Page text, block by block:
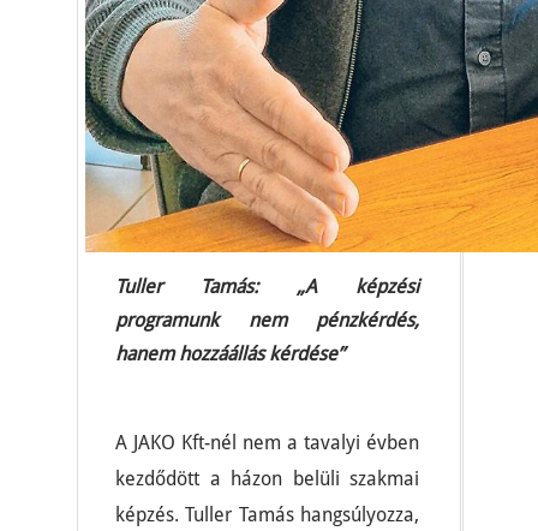
Tuller Tamás: „A képzési
programunk nem pénzkérdés,
hanem hozzáállás kérdése”
A JAKO Kft-nél nem a tavalyi évben
kezdődött a házon belüli szakmai
képzés. Tuller Tamás hangsúlyozza,